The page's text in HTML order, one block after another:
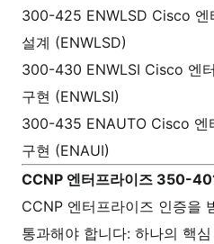
300-425 ENWLSD Cisco 엔
설계 (ENWLSD)
300-430 ENWLSI Cisco 엔
구현 (ENWLSI)
300-435 ENAUTO Cisco 엔
구현 (ENAUI)
CCNP 엔터프라이즈 350-
CCNP 엔터프라이즈 인증을
통과해야 합니다: 하나의 핵